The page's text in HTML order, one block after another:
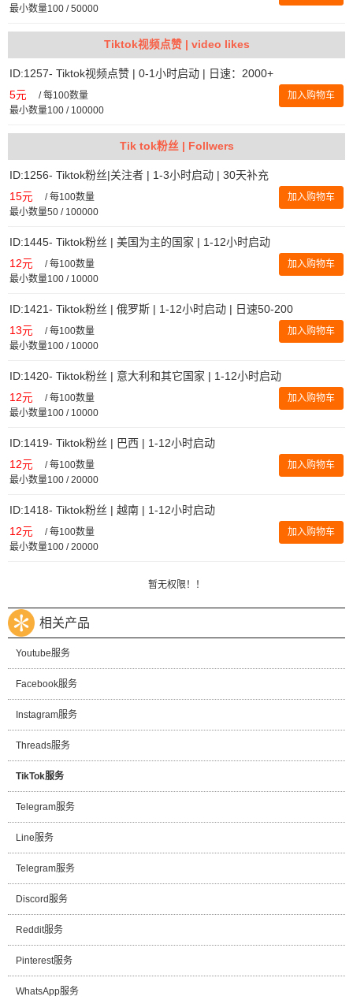
最小数量100 / 50000
Tiktok视频点赞 | video likes
ID:1257- Tiktok视频点赞 | 0-1小时启动 | 日速：2000+
5元 /每100数量
最小数量100 / 100000
加入购物车
Tik tok粉丝 | Follwers
ID:1256- Tiktok粉丝|关注者 | 1-3小时启动 | 30天补充
15元 /每100数量
最小数量50 / 100000
加入购物车
ID:1445- Tiktok粉丝 | 美国为主的国家 | 1-12小时启动
12元 /每100数量
最小数量100 / 10000
加入购物车
ID:1421- Tiktok粉丝 | 俄罗斯 | 1-12小时启动 | 日速50-200
13元 /每100数量
最小数量100 / 10000
加入购物车
ID:1420- Tiktok粉丝 | 意大利和其它国家 | 1-12小时启动
12元 /每100数量
最小数量100 / 10000
加入购物车
ID:1419- Tiktok粉丝 | 巴西 | 1-12小时启动
12元 /每100数量
最小数量100 / 20000
加入购物车
ID:1418- Tiktok粉丝 | 越南 | 1-12小时启动
12元 /每100数量
最小数量100 / 20000
加入购物车
暂无权限！！
相关产品
Youtube服务
Facebook服务
Instagram服务
Threads服务
TikTok服务
Telegram服务
Line服务
Telegram服务
Discord服务
Reddit服务
Pinterest服务
WhatsApp服务